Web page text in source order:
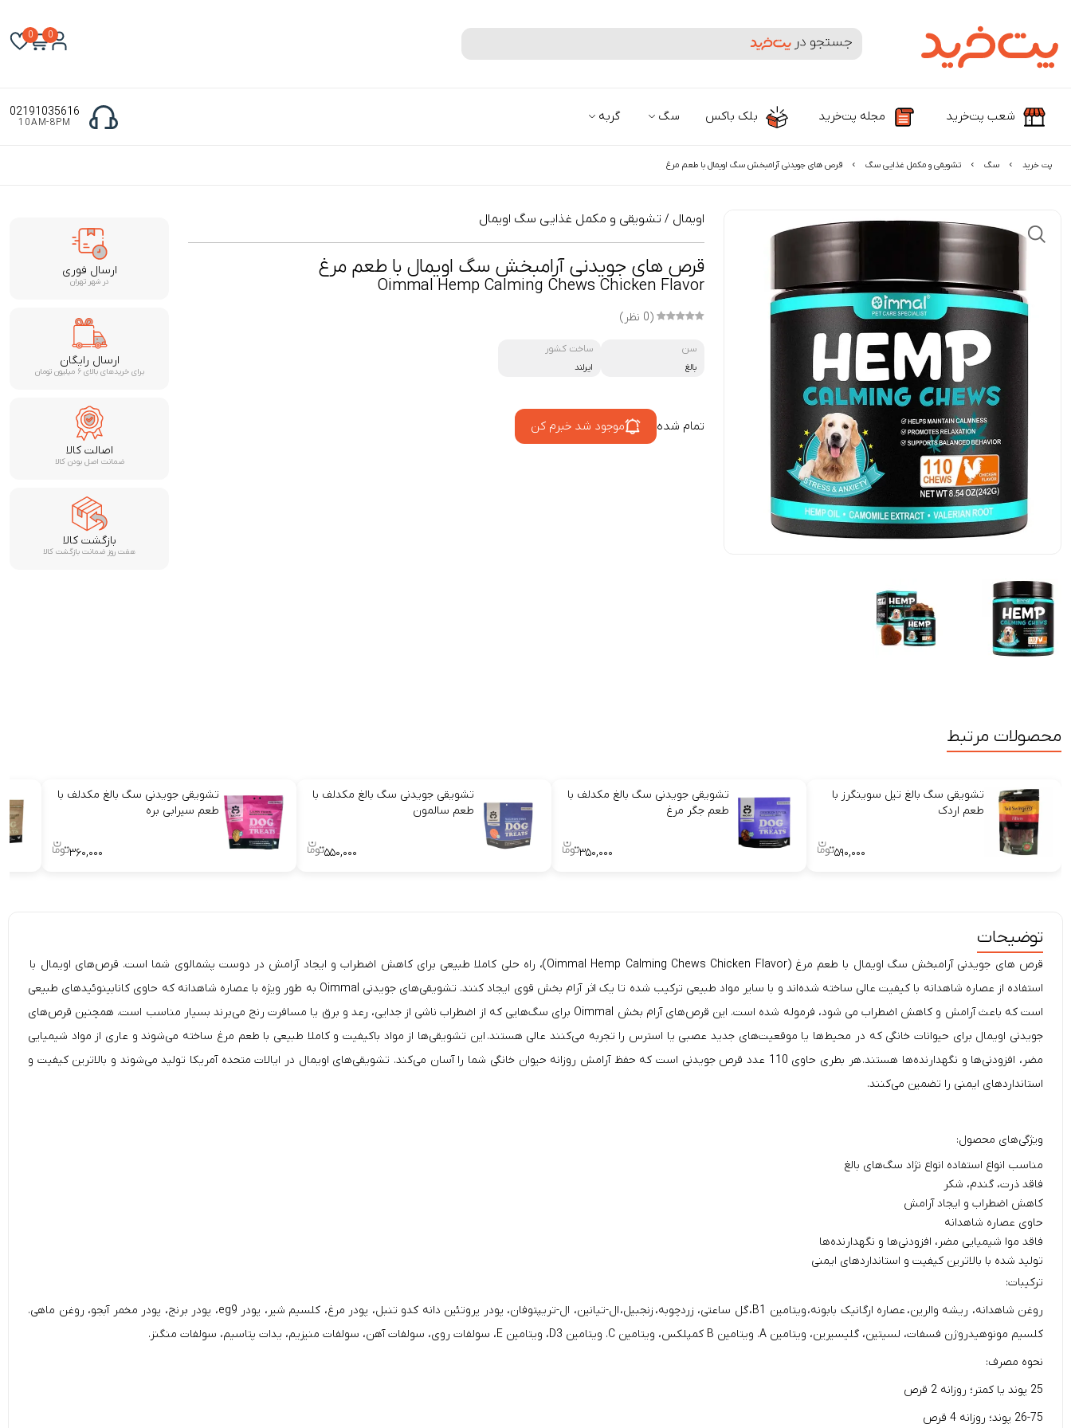
جستجوی محصولات و برندها
0
0
شعب پت‌خرید مجله پت‌خرید بلک باکس سگ گربه 02191035616
10AM-8PM
پت خرید سگ تشویقی و مکمل غذایی سگ قرص های جویدنی آرامبخش سگ اویمال با طعم مرغ
اویمال / تشویقی و مکمل غذایی سگ اویمال
قرص های جویدنی آرامبخش سگ اویمال با طعم مرغ
Oimmal Hemp Calming Chews Chicken Flavor
(0 نظر)
سن
بالغ
ساخت کشور
ایرلند
تمام شده موجود شد خبرم کن
ارسال فوری
در شهر تهران
ارسال رایگان
برای خریدهای بالای ۶ میلیون تومان
اصالت کالا
ضمانت اصل بودن کالا
بازگشت کالا
هفت روز ضمانت بازگشت کالا
محصولات مرتبط
تشویقی سگ بالغ تیل سوینگرز با
طعم اردک
۵۹۰,۰۰۰
تشویقی جویدنی سگ بالغ مکدلف با
طعم جگر مرغ
۳۵۰,۰۰۰
تشویقی جویدنی سگ بالغ مکدلف با
طعم سالمون
۵۵۰,۰۰۰
تشویقی جویدنی سگ بالغ مکدلف با
طعم سیرابی بره
۳۶۰,۰۰۰
توضیحات
قرص های جویدنی آرامبخش سگ اویمال با طعم مرغ (Oimmal Hemp Calming Chews Chicken Flavor)، راه حلی کاملا طبیعی برای کاهش اضطراب و ایجاد آرامش در دوست پشمالوی شما است. قرص‌های اویمال با
استفاده از عصاره شاهدانه با کیفیت عالی ساخته شده‌اند و با سایر مواد طبیعی ترکیب شده تا یک اثر آرام بخش قوی ایجاد کنند. تشویقی‌های جویدنی Oimmal به طور ویژه با عصاره شاهدانه که حاوی کانابینوئیدهای طبیعی
است که باعث آرامش و کاهش اضطراب می شود، فرموله شده است. این قرص‌های آرام بخش Oimmal برای سگ‌هایی که از اضطراب ناشی از جدایی، رعد و برق یا مسافرت رنج می‌برند بسیار مناسب است. همچنین قرص‌های
جویدنی اویمال برای حیوانات خانگی که در محیط‌‌ها یا موقعیت‌های جدید عصبی یا استرس را تجربه می‌کنند عالی هستند. این تشویقی‌ها از مواد باکیفیت و کاملا طبیعی با طعم مرغ ساخته می‌شوند و عاری از مواد شیمیایی
مضر، افزودنی‌ها و نگهدارنده‌ها هستند. هر بطری حاوی 110 عدد قرص جویدنی است که حفظ آرامش روزانه حیوان خانگی شما را آسان می‌کند. تشویقی‌های اویمال در ایالات متحده آمریکا تولید می‌شوند و بالاترین کیفیت و
استانداردهای ایمنی را تضمین می‌کنند.
ویژگی‌های محصول:
مناسب انواع استفاده انواع نژاد سگ‌های بالغ
فاقد ذرت، گندم، شکر
کاهش اضطراب و ایجاد آرامش
حاوی عصاره شاهدانه
فاقد موا شیمیایی مضر، افزودنی‌ها و نگهدارنده‌ها
تولید شده با بالاترین کیفیت و استاندارد‌های ایمنی
ترکیبات:
روغن شاهدانه، ریشه والرین، عصاره ارگانیک بابونه، ویتامین B1، گل ساعتی، زردچوبه، زنجبیل، ال-تیانین، ال-تریپتوفان، پودر پروتئین دانه کدو تنبل، پودر مرغ، کلسیم شیر، پودر eg9، پودر برنج، پودر مخمر آبجو، روغن ماهی.
کلسیم مونوهیدروژن فسفات، لسیتین، گلیسیرین، ویتامین A. ویتامین B کمپلکس، ویتامین C. ویتامین D3، ویتامین E، سولفات روی، سولفات آهن، سولفات منیزیم، یدات پتاسیم، سولفات منگنز.
نحوه مصرف:
25 پوند یا کمتر؛ روزانه 2 قرص
26-75 پوند؛ روزانه 4 قرص